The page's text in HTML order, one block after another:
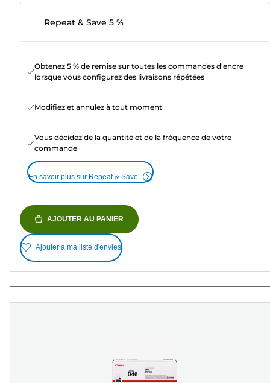
Repeat & Save 5 %
Obtenez 5 % de remise sur toutes les commandes d'encre
lorsque vous configurez des livraisons répétées
Modifiez et annulez à tout moment
Vous décidez de la quantité et de la fréquence de votre
commande
En savoir plus sur Repeat & Save
AJOUTER AU PANIER
Ajouter à ma liste d'envies